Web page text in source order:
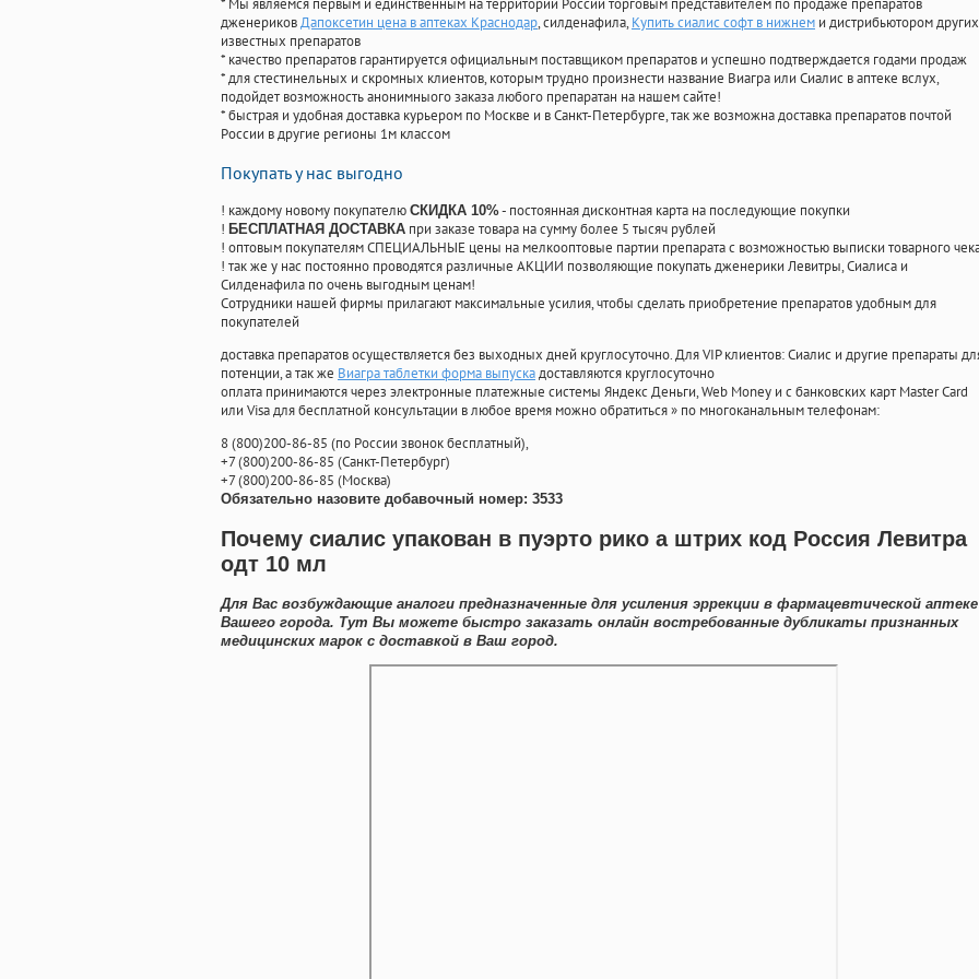
* Мы являемся первым и единственным на территории России торговым представителем по продаже препаратов
дженериковДапоксетин цена в аптеках Краснодар, силденафила, Купить сиалис софт в нижнем и дистрибьютором других
известных препаратов
* качество препаратов гарантируется официальным поставщиком препаратов и успешно подтверждается годами продаж
* для стестинельных и скромных клиентов, которым трудно произнести название Виагра или Сиалис в аптеке вслух,
подойдет возможность анонимныого заказа любого препаратан на нашем сайте!
* быстрая и удобная доставка курьером по Москве и в Санкт-Петербурге, так же возможна доставка препаратов почтой
России в другие регионы 1м классом
Покупать у нас выгодно
! каждому новому покупателю СКИДКА 10%- постоянная дисконтная карта на последующие покупки
! БЕСПЛАТНАЯ ДОСТАВКА при заказе товара на сумму более 5 тысяч рублей
! оптовым покупателям СПЕЦИАЛЬНЫЕ цены на мелкооптовые партии препарата с возможностью выписки товарного
! так же у нас постоянно проводятся различные АКЦИИ позволяющие покупать дженерики Левитры, Сиалиса и
Силденафила по очень выгодным ценам!
Cотрудники нашей фирмы прилагают максимальные усилия, чтобы сделать приобретение препаратов удобным для
покупателей
доставка препаратов осуществляется без выходных дней круглосуточно. Для VIP клиентов: Сиалис и другие препараты
потенции, а так же Виагра таблетки форма выпускадоставляются круглосуточно
оплата принимаются через электронные платежные системы Яндекс Деньги, Web Money и с банковских карт Master Card
или Visa для бесплатной консультации в любое время можно обратиться» по многоканальным телефонам:
8(800)200-86-85 (по России звонок бесплатный),
+7(800)200-86-85 (Санкт-Петербург)
+7(800)200-86-85 (Москва)
Обязательно назовите добавочный номер: 3533
Почему сиалис упакован в пуэрто рико а штрих код Россия Левитра
одт 10 мл
Для Вас возбуждающие аналоги предназначенные для усиления эррекции в фармацевтической аптеке
Вашего города. Тут Вы можете быстро заказать онлайн востребованные дубликаты признанных
медицинских марок с доставкой в Ваш город.